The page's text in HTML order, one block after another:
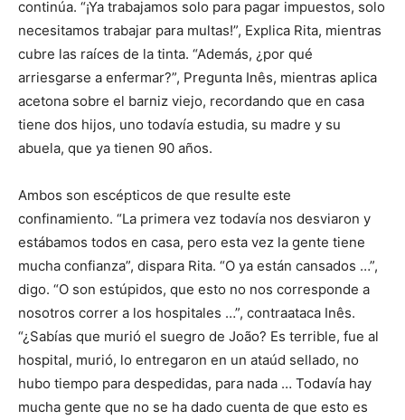
continúa. “¡Ya trabajamos solo para pagar impuestos, solo
necesitamos trabajar para multas!”, Explica Rita, mientras
cubre las raíces de la tinta. “Además, ¿por qué
arriesgarse a enfermar?”, Pregunta Inês, mientras aplica
acetona sobre el barniz viejo, recordando que en casa
tiene dos hijos, uno todavía estudia, su madre y su
abuela, que ya tienen 90 años.
Ambos son escépticos de que resulte este
confinamiento. “La primera vez todavía nos desviaron y
estábamos todos en casa, pero esta vez la gente tiene
mucha confianza”, dispara Rita. “O ya están cansados ​​…”,
digo. “O son estúpidos, que esto no nos corresponde a
nosotros correr a los hospitales …”, contraataca Inês.
“¿Sabías que murió el suegro de João? Es terrible, fue al
hospital, murió, lo entregaron en un ataúd sellado, no
hubo tiempo para despedidas, para nada … Todavía hay
mucha gente que no se ha dado cuenta de que esto es